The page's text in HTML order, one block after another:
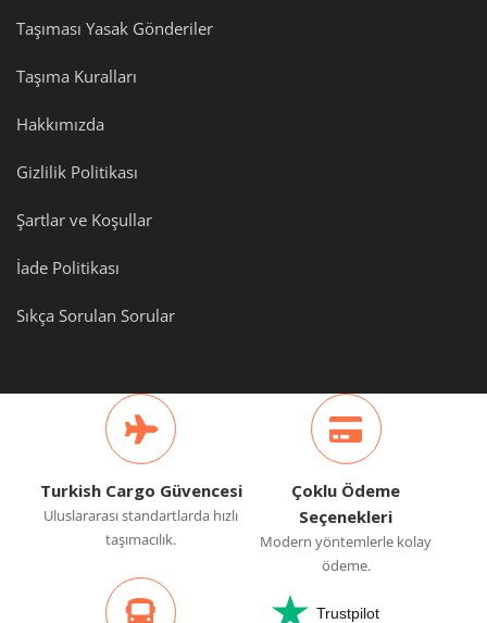
Taşıması Yasak Gönderiler
Taşıma Kuralları
Hakkımızda
Gizlilik Politikası
Şartlar ve Koşullar
İade Politikası
Sıkça Sorulan Sorular
Turkish Cargo Güvencesi
Uluslararası standartlarda hızlı
taşımacılık.
Çoklu Ödeme
Seçenekleri
Modern yöntemlerle kolay
ödeme.
Trustpilot